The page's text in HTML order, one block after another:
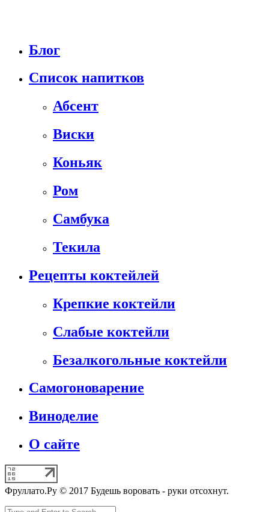
Блог
Список напитков
Абсент
Виски
Коньяк
Ром
Самбука
Текила
Рецепты коктейлей
Крепкие коктейли
Слабые коктейли
Безалкогольные коктейли
Самогоноварение
Виноделие
О сайте
Фруллато.Ру © 2017 Будешь воровать - руки отсохнут.